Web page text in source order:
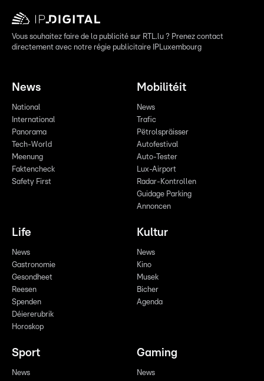
Vous souhaitez faire de la publicité sur RTL.lu ? Prenez contact
directement avec notre régie publicitaire IPLuxembourg
News
National
International
Panorama
Tech-World
Meenung
Faktencheck
Safety First
Mobilitéit
News
Trafic
Pëtrolspräisser
Autofestival
Auto-Tester
Lux-Airport
Radar-Kontrollen
Guidage Parking
Annoncen
Life
News
Gastronomie
Gesondheet
Reesen
Spenden
Déiererubrik
Horoskop
Kultur
News
Kino
Musek
Bicher
Agenda
Sport
News
Gaming
News